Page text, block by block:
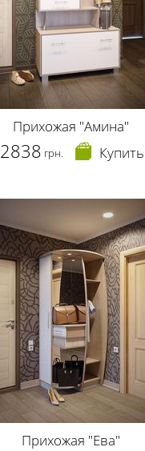
Прихожая "Амина"
2838 грн. Купить
Прихожая "Ева"